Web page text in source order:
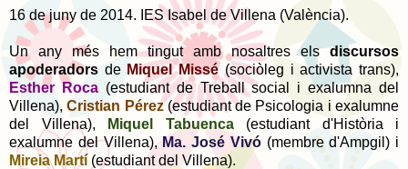
16 de juny de 2014. IES Isabel de Villena (València).
Un any més hem tingut amb nosaltres elsdiscursos
apoderadors de Miquel Missé(sociòleg i activista trans),
Esther Roca(estudiant de Treball social i exalumna del
Villena),Cristian Pérez(estudiant de Psicologia i exalumne
del Villena),
Miquel Tabuenca(estudiant d'Història i
exalumne del Villena), Ma. José Vivó(membre d'Ampgil) i
Mireia Martí (estudiant del Villena).